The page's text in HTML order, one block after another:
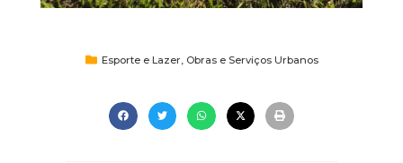
Esporte e Lazer Obras e Serviços Urbanos